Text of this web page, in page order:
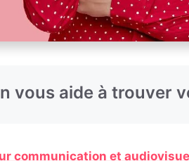
communication et